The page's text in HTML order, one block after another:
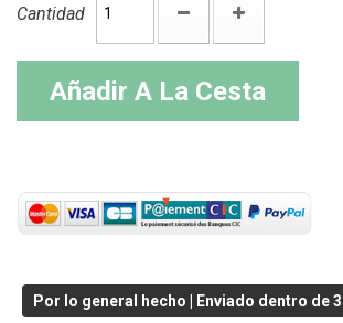
Cantidad
Añadir A La Cesta
Por lo general hecho | Enviado dentro de